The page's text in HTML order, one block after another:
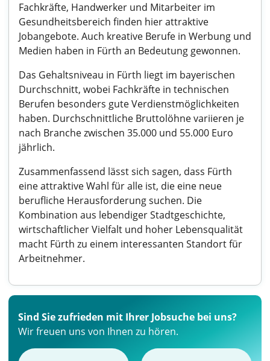
Fachkräfte, Handwerker und Mitarbeiter im
Gesundheitsbereich finden hier attraktive
Jobangebote. Auch kreative Berufe in Werbung und
Medien haben in Fürth an Bedeutung gewonnen.
Das Gehaltsniveau in Fürth liegt im bayerischen
Durchschnitt, wobei Fachkräfte in technischen
Berufen besonders gute Verdienstmöglichkeiten
haben. Durchschnittliche Bruttolöhne variieren je
nach Branche zwischen 35.000 und 55.000 Euro
jährlich.
Zusammenfassend lässt sich sagen, dass Fürth
eine attraktive Wahl für alle ist, die eine neue
berufliche Herausforderung suchen. Die
Kombination aus lebendiger Stadtgeschichte,
wirtschaftlicher Vielfalt und hoher Lebensqualität
macht Fürth zu einem interessanten Standort für
Arbeitnehmer.
Sind Sie zufrieden mit Ihrer Jobsuche bei uns?
Wir freuen uns von Ihnen zu hören.